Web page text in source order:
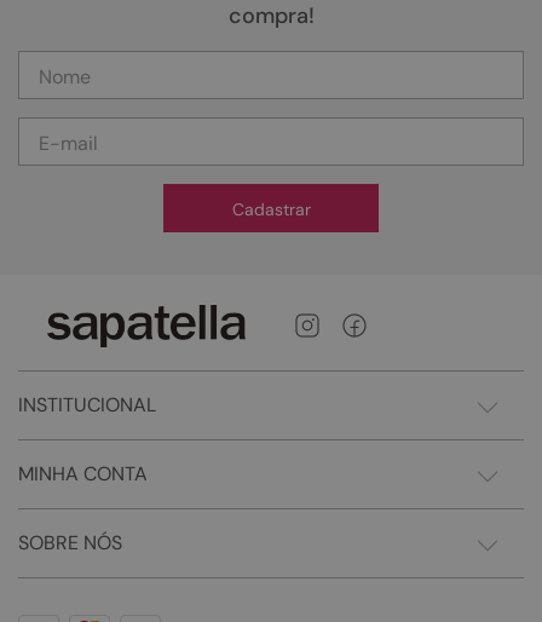
compra!
Cadastrar
INSTITUCIONAL
MINHA CONTA
SOBRE NÓS